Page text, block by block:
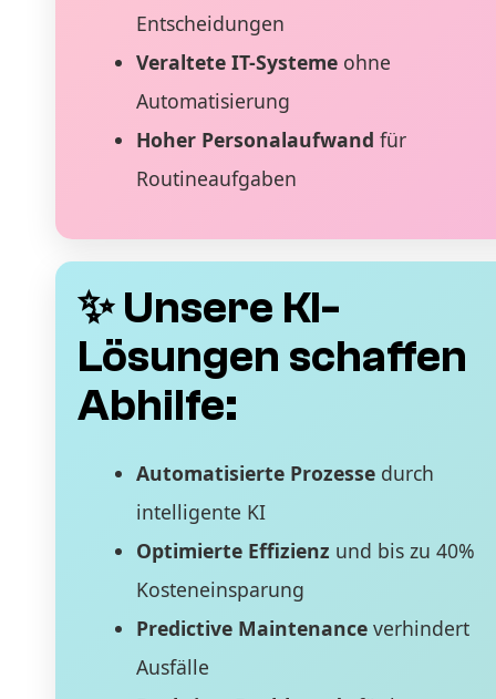
Entscheidungen
Veraltete IT-Systemeohne
Automatisierung
Hoher Personalaufwand für
Routineaufgaben
✨ Unsere KI-
Lösungen schaffen
Abhilfe:
Automatisierte Prozessedurch
intelligente KI
Optimierte Effizienz und bis zu 40%
Kosteneinsparung
Predictive Maintenanceverhindert
Ausfälle